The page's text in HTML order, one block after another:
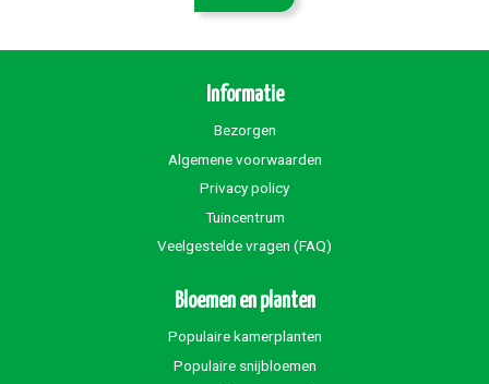
Informatie
Bezorgen
Algemene voorwaarden
Privacy policy
Tuincentrum
Veelgestelde vragen (FAQ)
Bloemen en planten
Populaire kamerplanten
Populaire snijbloemen